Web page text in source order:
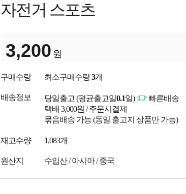
자전거 스포츠
3,200 원
구매수량 최소구매수량3개
배송정보 당일출고 (평균출고일0.1일)
빠른배송
택배 3,000원 / 주문시결제
묶음배송 가능 (동일 출고지 상품만 가능)
재고수량 1,083개
원산지 수입산 / 아시아 / 중국